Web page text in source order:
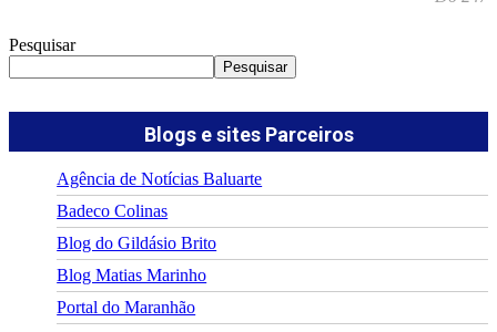
Pesquisar
Pesquisar
Blogs e sites Parceiros
Agência de Notícias Baluarte
Badeco Colinas
Blog do Gildásio Brito
Blog Matias Marinho
Portal do Maranhão